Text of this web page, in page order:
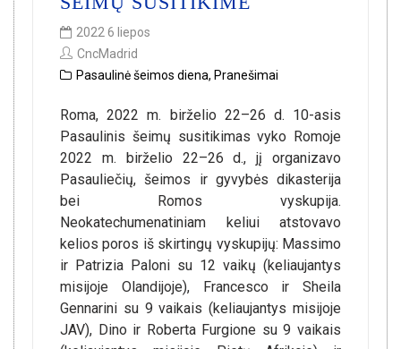
2022 6 liepos
CncMadrid
Pasaulinė šeimos diena, Pranešimai
Roma, 2022 m. birželio 22–26 d. 10-asis
Pasaulinis šeimų susitikimas vyko Romoje
2022 m. birželio 22–26 d., jį organizavo
Pasauliečių, šeimos ir gyvybės dikasterija
bei Romos vyskupija.
Neokatechumenatiniam keliui atstovavo
kelios poros iš skirtingų vyskupijų: Massimo
ir Patrizia Paloni su 12 vaikų (keliaujantys
misijoje Olandijoje), Francesco ir Sheila
Gennarini su 9 vaikais (keliaujantys misijoje
JAV), Dino ir Roberta Furgione su 9 vaikais